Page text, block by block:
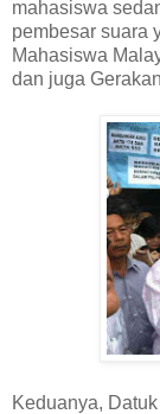
mahasiswa
pembesar suara
Mahasiswa
dan juga
Keduanya,